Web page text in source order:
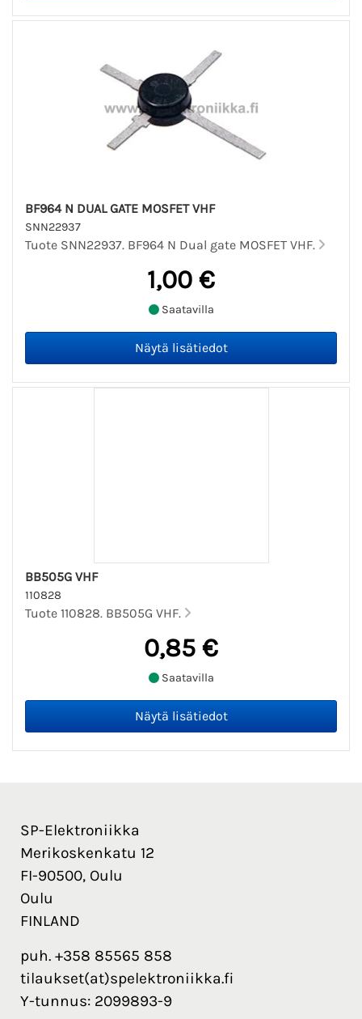
BF964 N DUAL GATE MOSFET VHF
SNN22937
Tuote SNN22937. BF964 N Dual gate MOSFET VHF.
1,00 €
Saatavilla
BB505G VHF
110828
Tuote 110828. BB505G VHF.
0,85 €
Saatavilla
SP-Elektroniikka
Merikoskenkatu 12
FI-90500, Oulu
Oulu
FINLAND
puh. +358 85565 858
tilaukset(at)spelektroniikka.fi
Y-tunnus: 2099893-9